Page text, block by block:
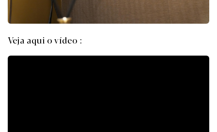
Veja aqui o vídeo :